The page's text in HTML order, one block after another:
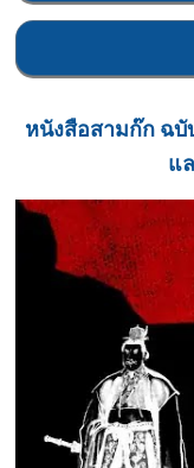
หนังสือสามก๊ก ฉบั
แ